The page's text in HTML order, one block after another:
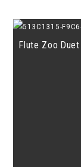
Flute Zoo